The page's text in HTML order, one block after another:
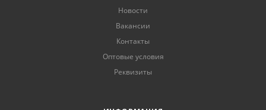
Новости
Вакансии
Контакты
Оптовые условия
Реквизиты